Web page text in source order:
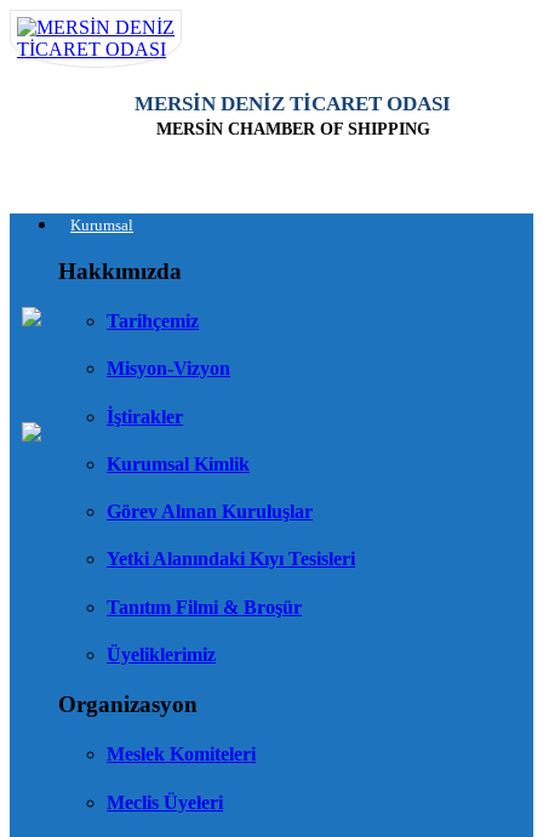
MERSİN DENİZ TİCARET ODASI
MERSİN CHAMBER OF SHIPPING
Kurumsal
Hakkımızda
Tarihçemiz
Misyon-Vizyon
İştirakler
Kurumsal Kimlik
Görev Alınan Kuruluşlar
Yetki Alanındaki Kıyı Tesisleri
Tanıtım Filmi & Broşür
Üyeliklerimiz
Organizasyon
Meslek Komiteleri
Meclis Üyeleri